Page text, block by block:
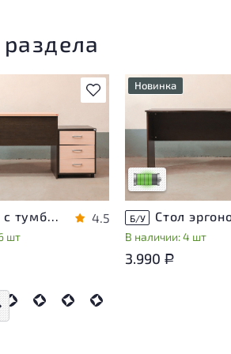
В избранное
следы
не влияющие
износа
Стол с тумбой ЛДСП Венге
шт
4.5
Новинка
У товара
незначительные
эксплуатации, не
на удобство его
использования
Низкая степень
Б/У
В наличии: 4 шт
3.990 Р